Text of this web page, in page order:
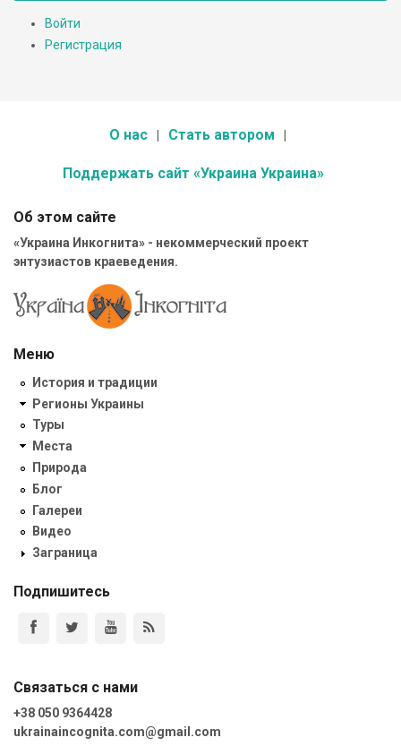
Войти
Регистрация
О нас Стать автором
Поддержать сайт «Украина Украина»
Об этом сайте
«Украина Инкогнита» - некоммерческий проект
энтузиастов краеведения.
Меню
История и традиции
Регионы Украины
Туры
Места
Природа
Блог
Галереи
Видео
Заграница
Подпишитесь
Связаться с нами
+38 050 9364428
ukrainaincognita.com@gmail.com